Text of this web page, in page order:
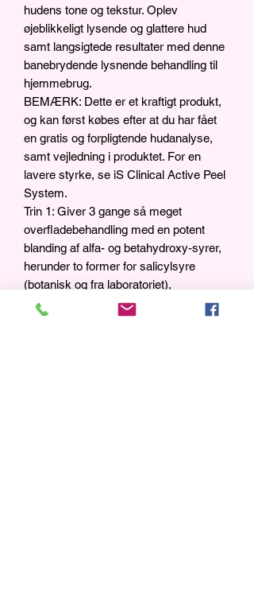
hudens tone og tekstur. Oplev
øjeblikkeligt lysende og glattere hud
samt langsigtede resultater med denne
banebrydende lysnende behandling til
hjemmebrug.
BEMÆRK: Dette er et kraftigt produkt,
og kan først købes efter at du har fået
en gratis og forpligtende hudanalyse,
samt vejledning i produktet. For en
lavere styrke, se iS Clinical Active Peel
System.
Trin 1: Giver 3 gange så meget
overfladebehandling med en potent
blanding af alfa- og betahydroxy-syrer,
herunder to former for salicylsyre
(botanisk og fra laboratoriet),
sukkerrørsekstrakt, herunder Sugar
Maple (begge botaniske kilder til